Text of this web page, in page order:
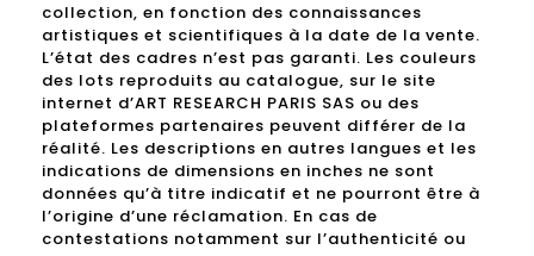
collection, en fonction des connaissances
artistiques et scientifiques à la date de la vente.
L’état des cadres n’est pas garanti. Les couleurs
des lots reproduits au catalogue, sur le site
internet d’ART RESEARCH PARIS SAS ou des
plateformes partenaires peuvent différer de la
réalité. Les descriptions en autres langues et les
indications de dimensions en inches ne sont
données qu’à titre indicatif et ne pourront être à
l’origine d’une réclamation. En cas de
contestations notamment sur l’authenticité ou